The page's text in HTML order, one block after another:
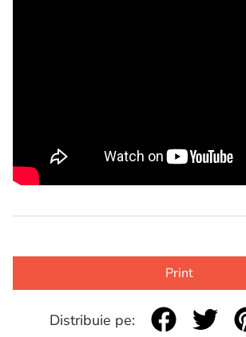
Print
Distribuie pe: